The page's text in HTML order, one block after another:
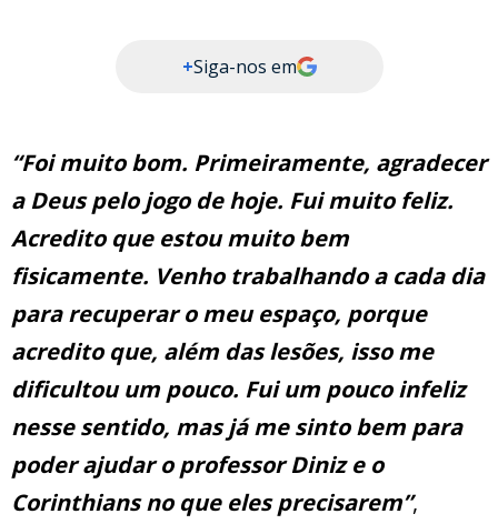
+Siga-nos em
“Foi muito bom. Primeiramente, agradecer
a Deus pelo jogo de hoje. Fui muito feliz.
Acredito que estou muito bem
fisicamente. Venho trabalhando a cada dia
para recuperar o meu espaço, porque
acredito que, além das lesões, isso me
dificultou um pouco. Fui um pouco infeliz
nesse sentido, mas já me sinto bem para
poder ajudar o professor Diniz e o
Corinthians no que eles precisarem”,